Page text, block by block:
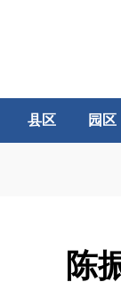
县区 园区
陈